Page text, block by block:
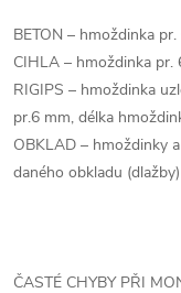
BETON – hmoždinka
CIHLA – hmoždinka
RIGIPS – hmoždinka
pr.6 mm, délka
OBKLAD – hmoždinky
daného obkladu (dlažby)
ČASTÉ CHYBY PŘI